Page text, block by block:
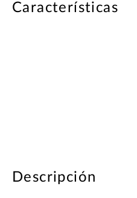
Características
Descripción